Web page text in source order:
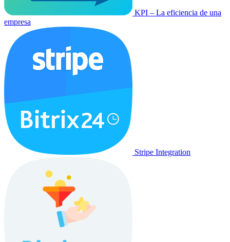
KPI – La eficiencia de una
empresa
Stripe Integration